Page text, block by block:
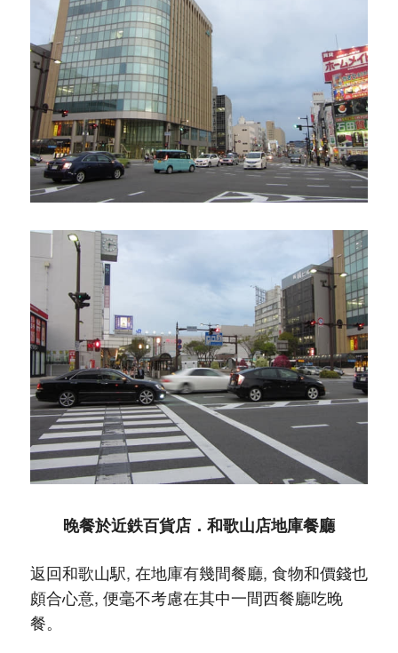
晚餐於近鉄百貨店．和歌山店地庫餐廳
返回和歌山駅, 在地庫有幾間餐廳, 食物和價錢也
頗合心意, 便毫不考慮在其中一間西餐廳吃晚
餐。